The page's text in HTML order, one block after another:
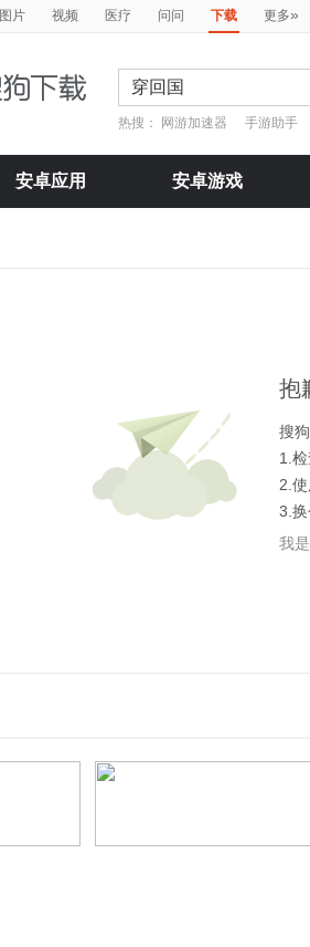
图片 视频 医疗 问问 下载 更多»
热搜： 网游加速器 手游助手
安卓应用 安卓游戏
抱
搜
1.
2.
3.
我